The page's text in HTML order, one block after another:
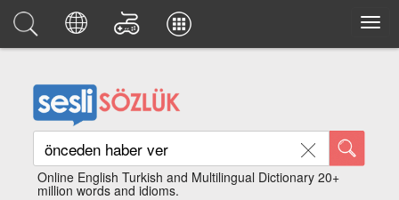
Online English Turkish and Multilingual Dictionary 20+
million words and idioms.